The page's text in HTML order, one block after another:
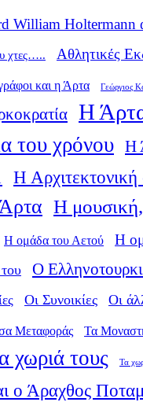
William Holtermann
χτες….. Αθλητικές
και η Άρτα Γεώργιος
Η
του χρόνου Η
Η
Η μουσική,
Η ομάδα του Αετού Η
Ο
Οι Συνοικίες Οι
Μεταφοράς Τα
χωριά τους Τα
ο Άραχθος